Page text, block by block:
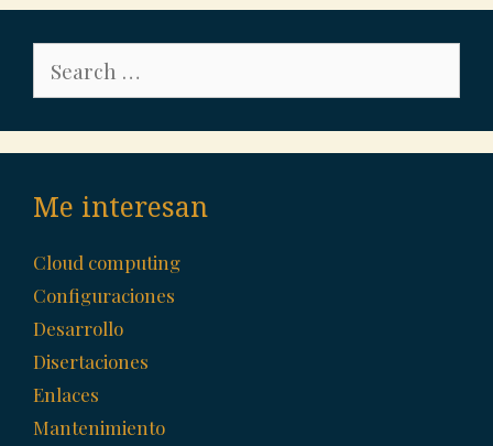
for:
Me interesan
Cloud computing
Configuraciones
Desarrollo
Disertaciones
Enlaces
Mantenimiento